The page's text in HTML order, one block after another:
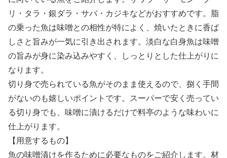
リ・タラ・銀ダラ・サバ・カジキなどがおすすめです。脂
の乗った魚は味噌との相性が特によく、焼いたときに香ば
しさと旨みが一気に引き出されます。淡白な白身魚は味噌
の旨みが身に染み込みやすく、しっとりとした仕上がりに
なります。
切り身で売られている魚がそのまま使えるので、捌く手間
がないのも嬉しいポイントです。スーパーで安く売ってい
る切り身でも、味噌に漬けるだけで料亭のような味わいに
仕上がります。
【用意するもの】
魚の味噌漬けを作るために必要なものをご紹介します。材